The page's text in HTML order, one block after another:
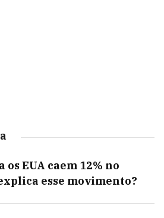
EUA caem 12% no
esse movimento?